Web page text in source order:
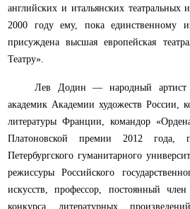
английских и итальянских
2000 году ему, пока единственному
присуждена высшая европейская
Театру».
Лев Додин — народный артист
академик Академии художеств России,
литературы Франции, командор
Платоновской премии 2012 года,
Петербургского гуманитарного
режиссуры Российского
искусств, профессор, постоянный
конкурса литературных